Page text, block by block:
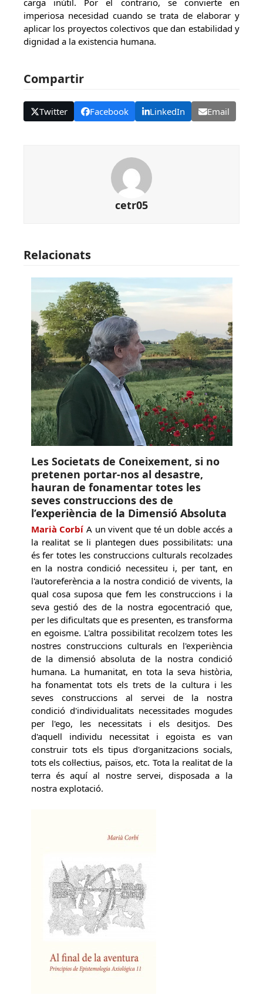
carga inútil. Por el contrario, se convierte en
imperiosa necesidad cuando se trata de elaborar y
aplicar los proyectos colectivos que dan estabilidad y
dignidad a la existencia humana.
Compartir
Twitter Facebook LinkedIn Email
cetr05
Relacionats
Les Societats de Coneixement, si no
pretenen portar-nos al desastre,
hauran de fonamentar totes les
seves construccions des de
l’experiència de la Dimensió Absoluta
Marià Corbí A un vivent que té un doble accés a
la realitat se li plantegen dues possibilitats: una
és fer totes les construccions culturals recolzades
en la nostra condició necessiteu i, per tant, en
l'autoreferència a la nostra condició de vivents, la
qual cosa suposa que fem les construccions i la
seva gestió des de la nostra egocentració que,
per les dificultats que es presenten, es transforma
en egoisme. L'altra possibilitat recolzem totes les
nostres construccions culturals en l'experiència
de la dimensió absoluta de la nostra condició
humana. La humanitat, en tota la seva història,
ha fonamentat tots els trets de la cultura i les
seves construccions al servei de la nostra
condició d'individualitats necessitades mogudes
per l'ego, les necessitats i els desitjos. Des
d'aquell individu necessitat i egoista es van
construir tots els tipus d'organitzacions socials,
tots els col·lectius, països, etc. Tota la realitat de la
terra és aquí al nostre servei, disposada a la
nostra explotació.